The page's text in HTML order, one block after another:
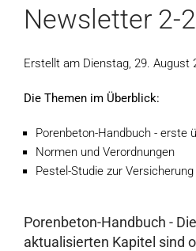
Newsletter 2-
Erstellt am Dienstag, 29. August
Die Themen im Überblick:
Porenbeton-Handbuch - erste
Normen und Verordnungen
Pestel-Studie zur
Porenbeton-Handbuch -
aktualisierten Kapitel sind